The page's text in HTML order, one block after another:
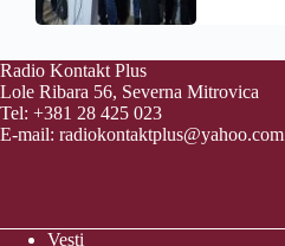
Radio Kontakt Plus
Lole Ribara 56, Severna Mitrovica
Tel: +381 28 425 023
E-mail: radiokontaktplus@yahoo.com
Vesti